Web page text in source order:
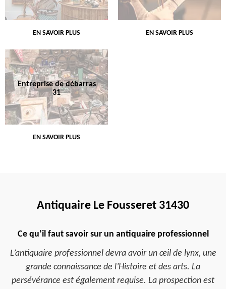
EN SAVOIR PLUS EN SAVOIR PLUS
Entreprise de débarras
31
EN SAVOIR PLUS
Antiquaire Le Fousseret 31430
Ce qu’il faut savoir sur un antiquaire professionnel
L’antiquaire professionnel devra avoir un œil de lynx, une
grande connaissance de l’Histoire et des arts. La
persévérance est également requise. La prospection est